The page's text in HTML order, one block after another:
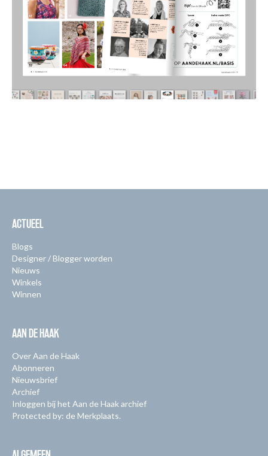
ACTUEEL
Blogs
Designer / Blogger worden
Nieuws
Winkels
Winnen
AAN DE HAAK
Over Aan de Haak
Abonneren
Nieuwsbrief
Archief
Inloggen bij het Aan de Haak archief
Protected by: de Merkplaats.